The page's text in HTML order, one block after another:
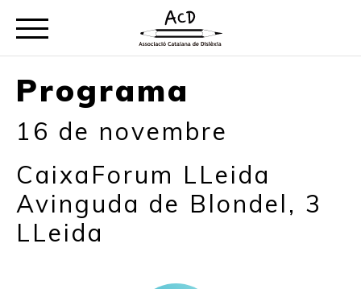
Programa
16 de novembre
CaixaForum LLeida
Avinguda de Blondel, 3
LLeida